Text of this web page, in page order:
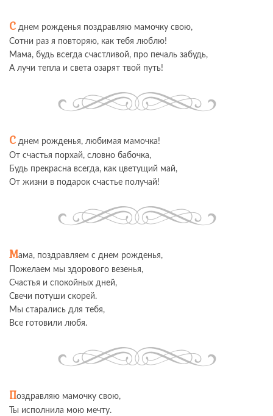
С днем рожденья поздравляю мамочку свою,
Сотни раз я повторяю, как тебя люблю!
Мама, будь всегда счастливой, про печаль забудь,
А лучи тепла и света озарят твой путь!
С днем рожденья, любимая мамочка!
От счастья порхай, словно бабочка,
Будь прекрасна всегда, как цветущий май,
От жизни в подарок счастье получай!
Мама, поздравляем с днем рожденья,
Пожелаем мы здорового везенья,
Счастья и спокойных дней,
Свечи потуши скорей.
Мы старались для тебя,
Все готовили любя.
Поздравляю мамочку свою,
Ты исполнила мою мечту.